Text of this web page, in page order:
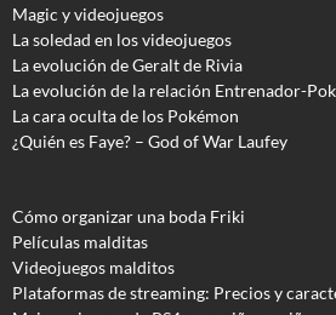
Magic y videojuegos
La soledad en los videojuegos
La evolución de Geralt de Rivia
La evolución de la relación Entrenador-
La cara oculta de los Pokémon
¿Quién es Faye? – God of War Laufey
Cómo organizar una boda Friki
Películas malditas
Videojuegos malditos
Plataformas de streaming: Precios y